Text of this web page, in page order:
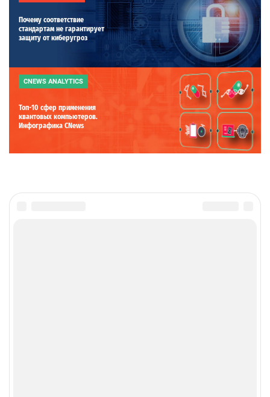
Почему соответствие
стандартам не гарантирует
защиту от киберугроз
CNEWS ANALYTICS
Топ-10 сфер применения
квантовых компьютеров.
Инфографика CNews